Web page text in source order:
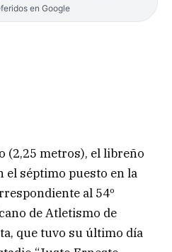
en Google
(2,25 metros), el libreño
el séptimo puesto en la
al 54º
de Atletismo de
que tuvo su último día